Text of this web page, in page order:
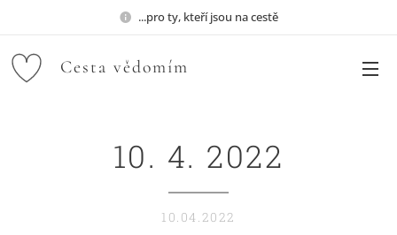
...pro ty, kteří jsou na cestě
Cesta vědomím
10. 4. 2022
10.04.2022